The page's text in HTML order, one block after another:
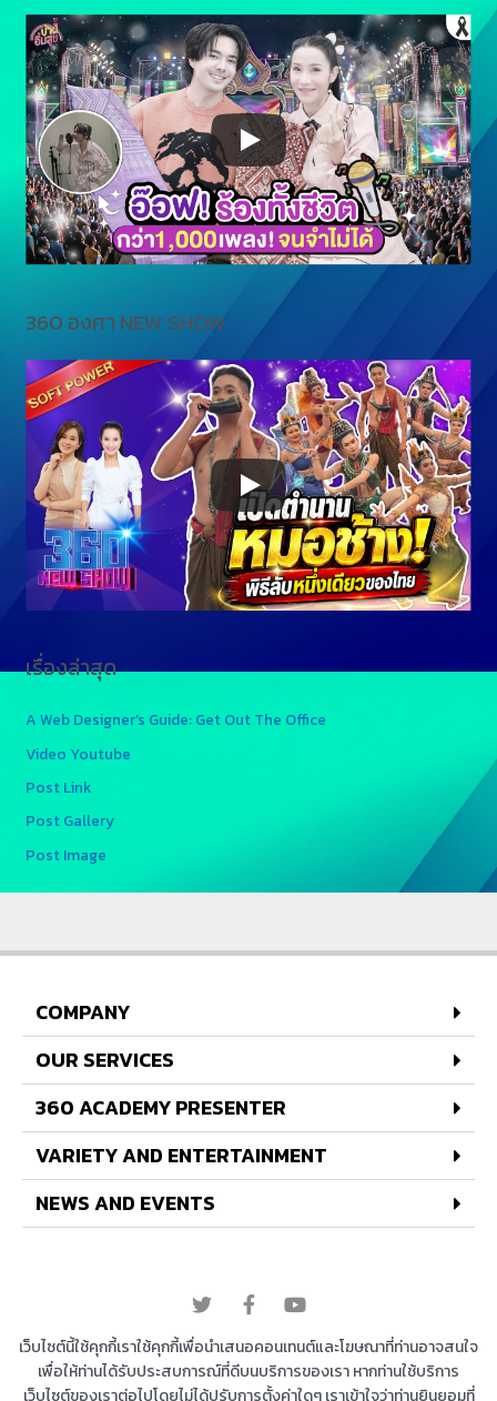
เว็บไซต์นี้ใช้คุกกี้เราใช้คุกกี้เพื่อนำเสนอคอนเทนต์และโฆษณาที่ท่านอาจสนใจ
เพื่อให้ท่านได้รับประสบการณ์ที่ดีบนบริการของเรา หากท่านใช้บริการ
เว็บไซต์ของเราต่อไปโดยไม่ได้ปรับการตั้งค่าใดๆ เราเข้าใจว่าท่านยินยอมที่
360 องศา NEW SHOW
เรื่องล่าสุด
A Web Designer’s Guide: Get Out The Office
Video Youtube
Post Link
Post Gallery
Post Image
COMPANY
OUR SERVICES
360 ACADEMY PRESENTER
VARIETY AND ENTERTAINMENT
NEWS AND EVENTS
© 2022 All rights reserved